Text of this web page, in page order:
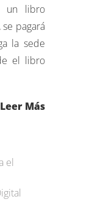
un libro
pagará
la sede
el libro
Leer Más
el